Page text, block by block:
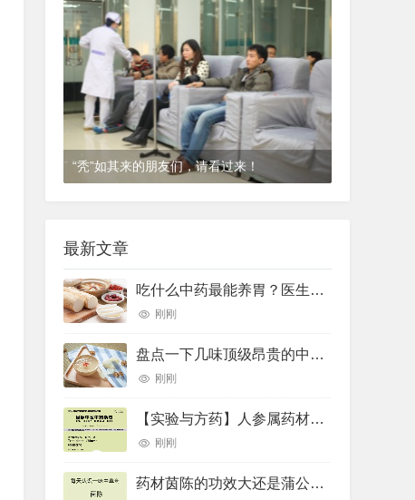
“秃”如其来的朋友们，请看过来！
最新文章
吃什么中药最能养胃？医生推荐了10种——
刚刚
盘点一下几味顶级昂贵的中药材
刚刚
【实验与方药】人参属药材的差示扫描量热法鉴别研究
刚刚
药材茵陈的功效大还是蒲公英的功效大(药材草果功效(药材草果功效与作用))